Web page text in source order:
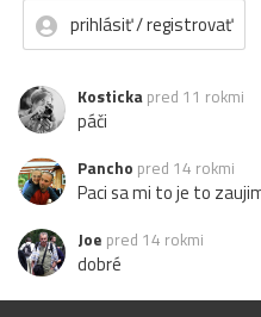
prihlásiť / registrovať
Kosticka pred 11 rokmi
páči
Pancho pred 14 rokmi
Paci sa mi to je to
Joe pred 14 rokmi
dobré